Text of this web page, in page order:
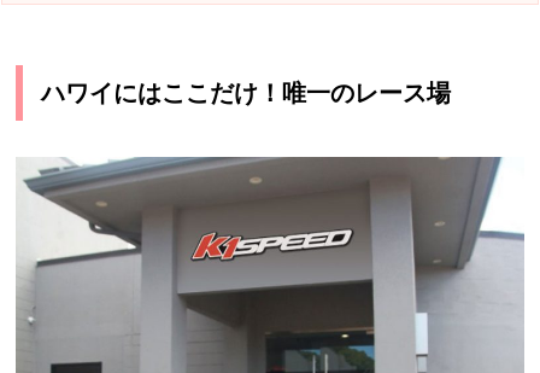
ハワイにはここだけ！唯一のレース場